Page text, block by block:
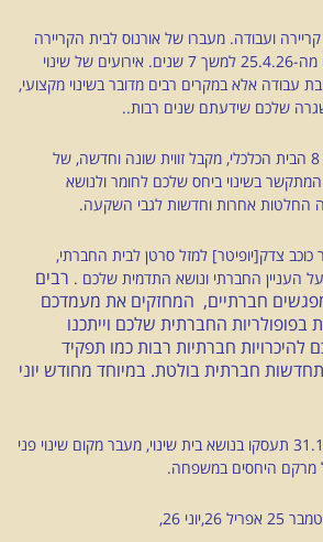
ועבודה. מעברו של אורנוס לבית הקריירה
במיוחד עם התייצבותו שם מה-25.4.26 למשך 7 שנים. אירועים של שינוי
עבודה אלא במקרים רבים מדובר בשינוי מקצועי,
שלכם שידעתם שנים רבות..
מעבר שבתאי ונפטון לבית 8 הבית הכלכלי, מקבל זווית שונה וחדשה, של
בשינוי ביחס שלכם לחומר ולנושא
החלטות אחרות וחדשות לגבי השקעה.
צדק[יופיטר] למזל סרטן לבית החברתי,
העניין החברתי ונושא התדמית שלכם . רבים
ומפגשים חברתיים, המחזקים את מעמדכם
בפופולריות החברתית שלכם וייתכנו
להיכרויות חברתיות רבות כמו תפקיד
חברתית בולטת. במיוחד מחודש יוני
בין ה30.10-25 ועד 31.12.25 תעסקו בנושא בית שינוי, מעבר מקום שינוי פני
היחסים במשפחה.
26,